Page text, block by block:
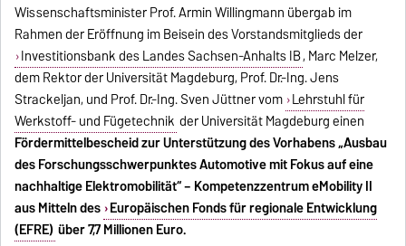
Wissenschaftsminister Prof. Armin Willingmann übergab im
Rahmen der Eröffnung im Beisein des Vorstandsmitglieds der
Investitionsbank des Landes Sachsen-Anhalts IB, Marc Melzer,
dem Rektor der Universität Magdeburg, Prof. Dr.-Ing. Jens
Strackeljan, und Prof. Dr.-Ing. Sven Jüttner vom Lehrstuhl für
Werkstoff- und Fügetechnik der Universität Magdeburg einen
Fördermittelbescheid zur Unterstützung des Vorhabens „Ausbau
des Forschungsschwerpunktes Automotive mit Fokus auf eine
nachhaltige Elektromobilität“ – Kompetenzzentrum eMobility II
aus Mitteln des Europäischen Fonds für regionale Entwicklung
(EFRE) über 7,7 Millionen Euro.